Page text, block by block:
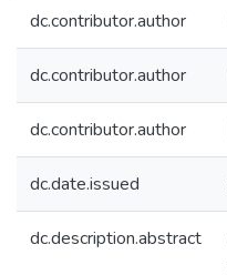
dc.contributor.author
dc.contributor.author
dc.contributor.author
dc.date.issued
dc.description.abstract